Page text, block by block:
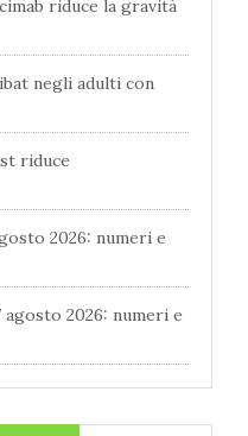
riduce la gravità
negli adulti con
riduce
2026: numeri e
2026: numeri e